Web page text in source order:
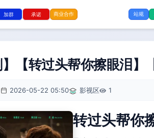
加群 承诺 商业合作 站规
】【转过头帮你擦眼泪
2026-05-22 05:50 影视区 1
转过头帮你